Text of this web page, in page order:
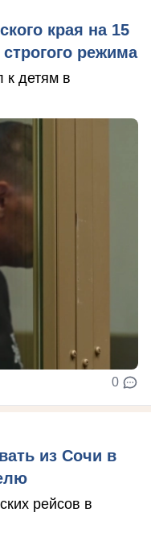
края на 15
режима
к детям в
0
из Сочи в
рейсов в